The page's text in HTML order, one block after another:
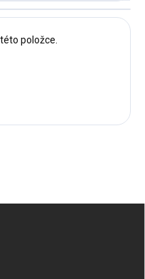
položce.